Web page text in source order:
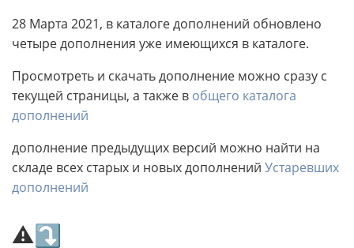
28 Марта 2021, в каталоге дополнений обновлено
четыре дополнения уже имеющихся в каталоге.
Просмотреть и скачать дополнение можно сразу с
текущей страницы, а также в общего каталога
дополнений
дополнение предыдущих версий можно найти на
складе всех старых и новых дополнений Устаревших
дополнений
⚠⤵